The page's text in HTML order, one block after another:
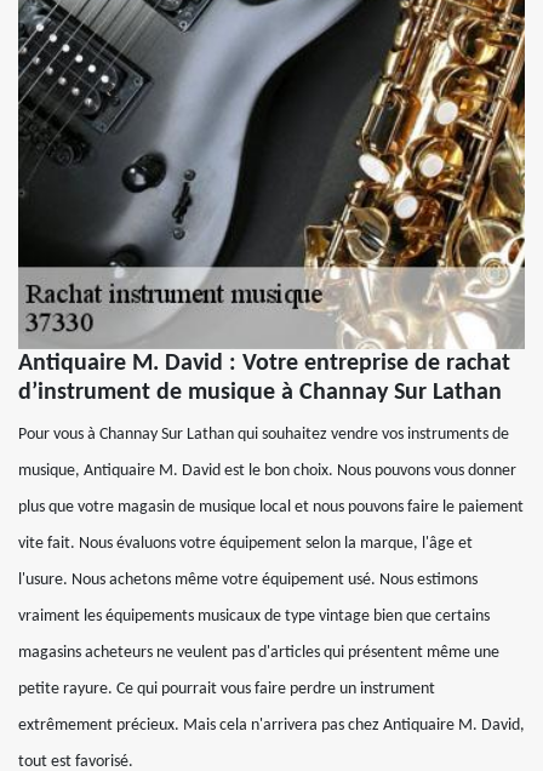
Antiquaire M. David : Votre entreprise de rachat
d’instrument de musique à Channay Sur Lathan
Pour vous à Channay Sur Lathan qui souhaitez vendre vos instruments de
musique, Antiquaire M. David est le bon choix. Nous pouvons vous donner
plus que votre magasin de musique local et nous pouvons faire le paiement
vite fait. Nous évaluons votre équipement selon la marque, l'âge et
l'usure. Nous achetons même votre équipement usé. Nous estimons
vraiment les équipements musicaux de type vintage bien que certains
magasins acheteurs ne veulent pas d'articles qui présentent même une
petite rayure. Ce qui pourrait vous faire perdre un instrument
extrêmement précieux. Mais cela n'arrivera pas chez Antiquaire M. David,
tout est favorisé.